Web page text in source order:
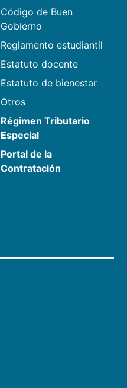
Código de Buen
Gobierno
Reglamento estudiantil
Estatuto docente
Estatuto de bienestar
Otros
Régimen Tributario
Especial
Portal de la
Contratación